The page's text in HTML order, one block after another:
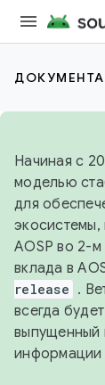
Начиная с
моделью
для
AOSP во 2-
вклада в
release .
всегда
выпущенный
информации